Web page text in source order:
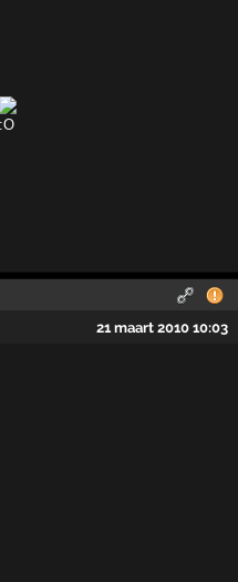
21 maart 2010 10:03